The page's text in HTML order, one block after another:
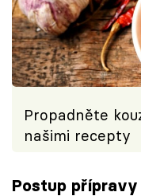
Propadněte
našimi recepty
Postup přípravy